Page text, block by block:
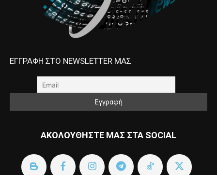
ΕΓΓΡΑΦΗ ΣΤΟ NEWSLETTER ΜΑΣ
ΑΚΟΛΟΥΘΗΣΤΕ ΜΑΣ ΣΤΑ SOCIAL